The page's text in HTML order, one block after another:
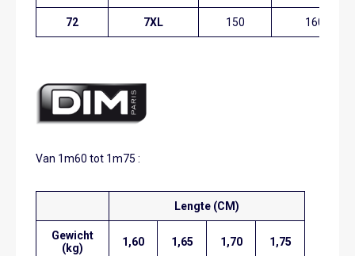
72 7XL 150 160
Van 1m60 tot 1m75 :
Lengte (CM)
Gewicht
(kg)
1,60 1,65 1,70 1,75